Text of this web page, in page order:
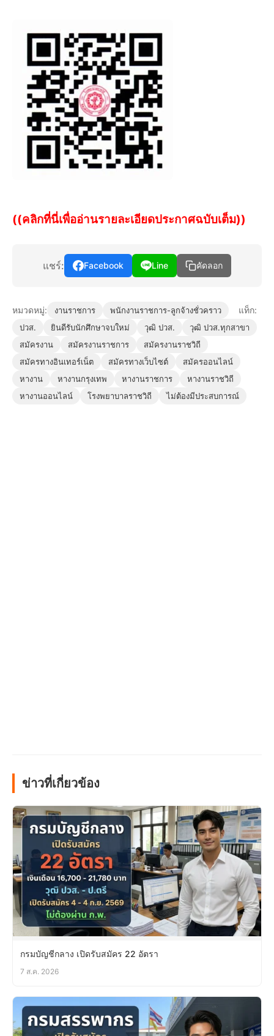
((คลิกที่นี่เพื่ออ่านรายละเอียดประกาศฉบับเต็ม))
แชร์: Facebook Line คัดลอก
หมวดหมู่: งานราชการ พนักงานราชการ-ลูกจ้างชั่วคราว แท็ก:
ปวส. ยินดีรับนักศึกษาจบใหม่ วุฒิ ปวส.
วุฒิ ปวส.ทุกสาขา
สมัครงาน
สมัครงานราชการ
สมัครงานราชวิถี
สมัครทางอินเทอร์เน็ต
สมัครทางเว็บไซต์
สมัครออนไลน์
หางาน
หางานกรุงเทพ หางานราชการ
หางานราชวิถี
หางานออนไลน์
โรงพยาบาลราชวิถี ไม่ต้องมีประสบการณ์
ข่าวที่เกี่ยวข้อง
กรมบัญชีกลาง เปิดรับสมัคร 22 อัตรา
7 ส.ค. 2026